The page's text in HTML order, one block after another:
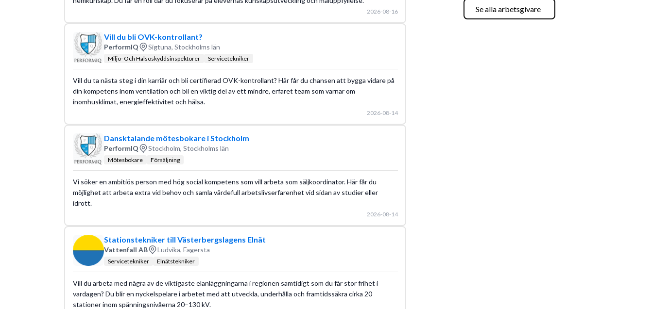
2026-08-16
Vill du bli OVK-kontrollant?
PerformIQ Sigtuna, Stockholms län
Miljö- Och Hälsoskyddsinspektörer Servicetekniker
Vill du ta nästa steg i din karriär och bli certifierad OVK-kontrollant? Här får du chansen att bygga vidare på
din kompetens inom ventilation och bli en viktig del av ett mindre, erfaret team som värnar om
inomhusklimat, energieffektivitet och hälsa.
2026-08-14
Dansktalande mötesbokare i Stockholm
PerformIQ Stockholm, Stockholms län
Mötesbokare Försäljning
Vi söker en ambitiös person med hög social kompetens som vill arbeta som säljkoordinator. Här får du
möjlighet att arbeta extra vid behov och samla värdefull arbetslivserfarenhet vid sidan av studier eller
idrott.
2026-08-14
Stationstekniker till Västerbergslagens Elnät
Vattenfall AB Ludvika, Fagersta
Servicetekniker Elnätstekniker
Vill du arbeta med några av de viktigaste elanläggningarna i regionen samtidigt som du får stor frihet i
vardagen? Du blir en nyckelspelare i arbetet med att utveckla, underhålla och framtidssäkra cirka 20
stationer inom spänningsnivåerna 20–130 kV.
Lastvagnar och finns representerade på 20
orter i södra Sverige.Se alla arbetsgivare